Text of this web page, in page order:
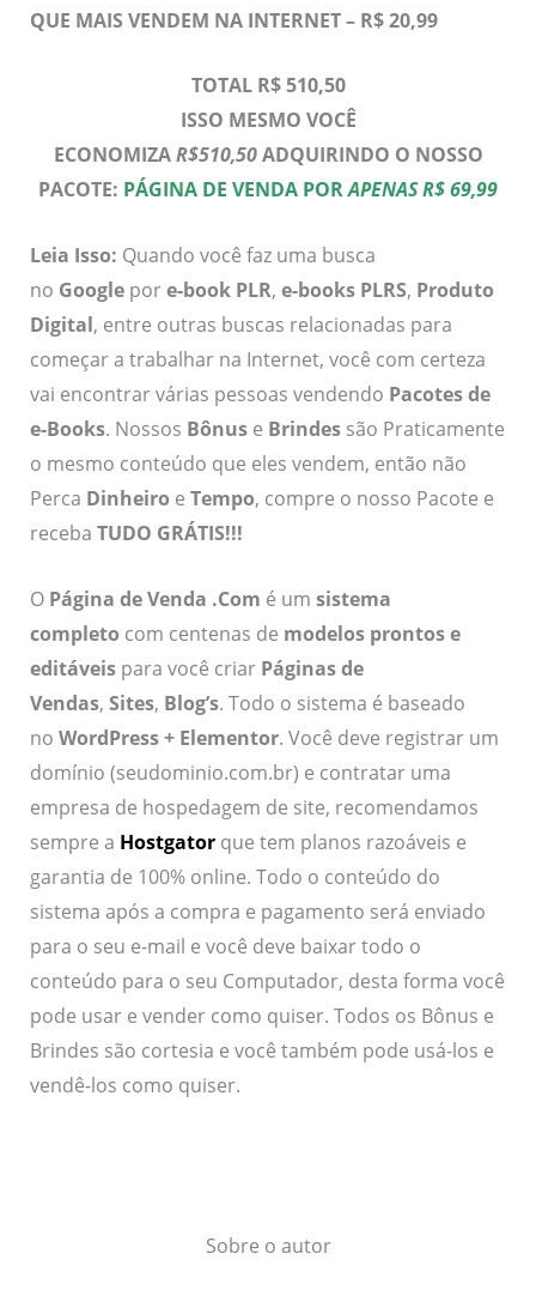
QUE MAIS VENDEM NA INTERNET – R$ 20,99
TOTAL R$ 510,50
ISSO MESMO VOCÊ
ECONOMIZAR$510,50ADQUIRINDO O NOSSO
PACOTE: PÁGINA DE VENDA PORAPENAS R$ 69,99
Leia Isso: Quando você faz uma busca
no Googlepore-book PLR, e-books PLRS, Produto
Digital, entre outras buscas relacionadas para
começar a trabalhar na Internet, você com certeza
vai encontrar várias pessoas vendendo Pacotes de
e-Books. Nossos Bônuse Brindessão Praticamente
o mesmo conteúdo que eles vendem, então não
Perca Dinheiro e Tempo, compre o nosso Pacote e
receba TUDO GRÁTIS!!!
O Página de Venda .Com é um sistema
completo com centenas de modelos prontos e
editáveispara você criar Páginas de
Vendas, Sites, Blog’s. Todo o sistema é baseado
no WordPress + Elementor. Você deve registrar um
domínio (seudominio.com.br) e contratar uma
empresa de hospedagem de site, recomendamos
sempre a Hostgatorque tem planos razoáveis e
garantia de 100% online. Todo o conteúdo do
sistema após a compra e pagamento será enviado
para o seu e-mail e você deve baixar todo o
conteúdo para o seu Computador, desta forma você
pode usar e vender como quiser. Todos os Bônus e
Brindes são cortesia e você também pode usá-los e
vendê-los como quiser.
Sobre o autor